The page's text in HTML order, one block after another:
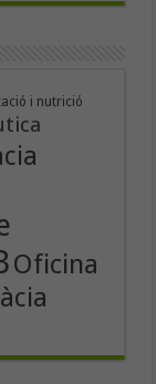
i nutrició
Oficina